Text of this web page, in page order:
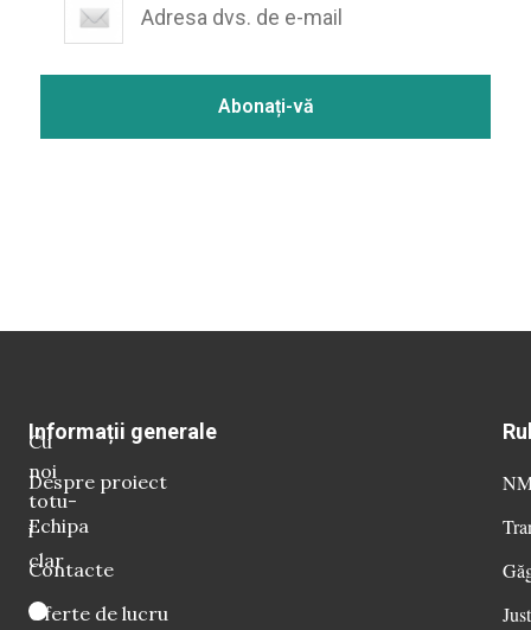
Cu
noi
totu-
i
clar
Informații generale
Despre proiect
Echipa
Contacte
Oferte de lucru